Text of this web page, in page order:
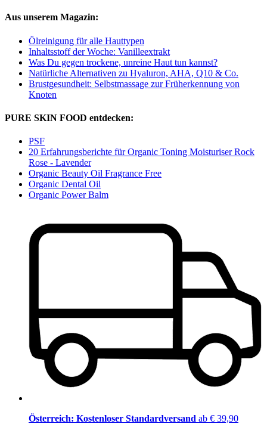
Aus unserem Magazin:
Ölreinigung für alle Hauttypen
Inhaltsstoff der Woche: Vanilleextrakt
Was Du gegen trockene, unreine Haut tun kannst?
Natürliche Alternativen zu Hyaluron, AHA, Q10 & Co.
Brustgesundheit: Selbstmassage zur Früherkennung von
Knoten
PURE SKIN FOOD entdecken:
PSF
20 Erfahrungsberichte für Organic Toning Moisturiser Rock
Rose - Lavender
Organic Beauty Oil Fragrance Free
Organic Dental Oil
Organic Power Balm
Österreich: Kostenloser Standardversand ab € 39,90